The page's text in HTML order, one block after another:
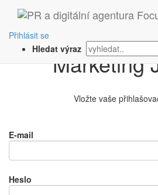
Přihlásit se
Hledat výraz
Vložte vaše
E-mail
Heslo